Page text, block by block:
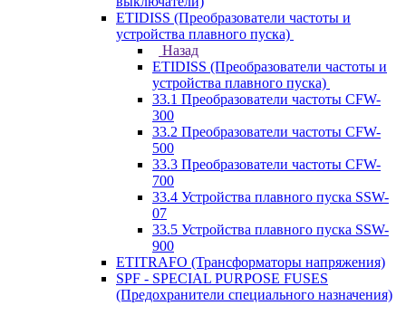
ETIDISS (Преобразователи частоты и
устройства плавного пуска)
Назад
ETIDISS (Преобразователи частоты и
устройства плавного пуска)
33.1 Преобразователи частоты CFW-
300
33.2 Преобразователи частоты CFW-
500
33.3 Преобразователи частоты CFW-
700
33.4 Устройства плавного пуска SSW-
07
33.5 Устройства плавного пуска SSW-
900
ETITRAFO (Трансформаторы напряжения)
SPF - SPECIAL PURPOSE FUSES
(Предохранители специального назначения)